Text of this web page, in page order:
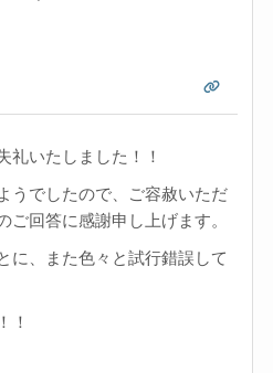
礼いたしました！！
うでしたので、ご容赦いただ
ご回答に感謝申し上げます。
に、また色々と試行錯誤して
！